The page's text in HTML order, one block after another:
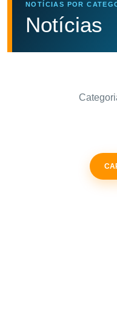
NOTÍCIAS POR
Notícias